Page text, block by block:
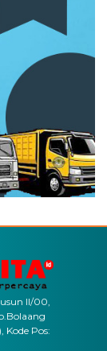
II/00,
Pos: